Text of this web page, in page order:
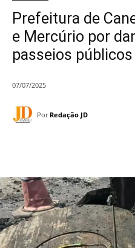
Prefeitura de
e Mercúrio por
passeios públicos
07/07/2025
Por Redação JD